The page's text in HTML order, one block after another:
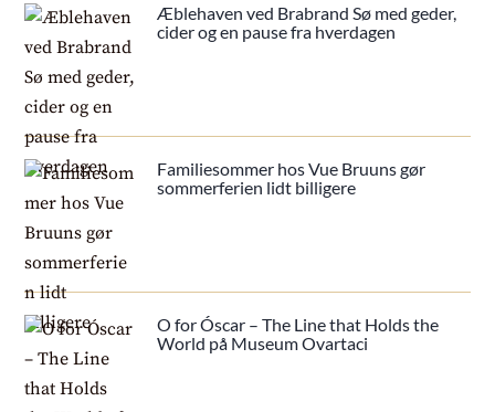
Æblehaven ved Brabrand Sø med geder,
cider og en pause fra hverdagen
Familiesommer hos Vue Bruuns gør
sommerferien lidt billigere
O for Óscar – The Line that Holds the
World på Museum Ovartaci